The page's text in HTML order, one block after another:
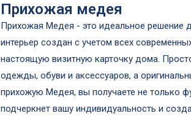
Прихожая медея
Прихожая Медея - это идеальное решение
интерьер создан с учетом всех
настоящую визитную карточку дома.
одежды, обуви и аксессуаров, а
прихожую Медея, вы получаете не только
подчеркнет вашу индивидуальность и